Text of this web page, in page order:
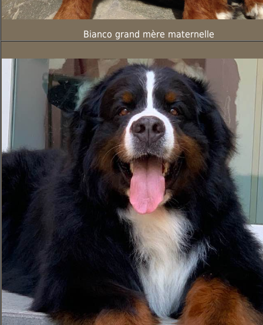
Bianco grand mère maternelle